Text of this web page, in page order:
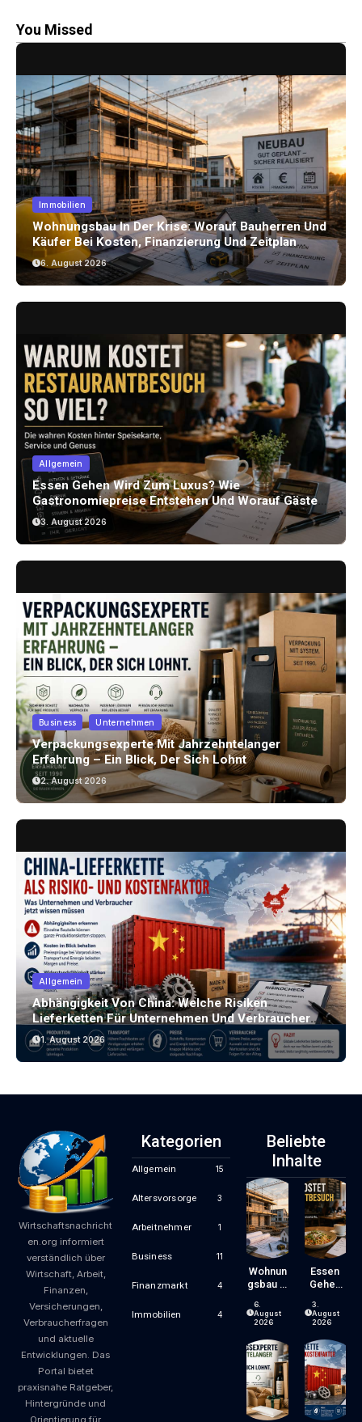
You Missed
Immobilien
Wohnungsbau In Der Krise: Worauf Bauherren Und
Käufer Bei Kosten, Finanzierung Und Zeitplan
Achten Sollten
6. August 2026
Allgemein
Essen Gehen Wird Zum Luxus? Wie
Gastronomiepreise Entstehen Und Worauf Gäste
Achten Können
3. August 2026
Business Unternehmen
Verpackungsexperte Mit Jahrzehntelanger
Erfahrung – Ein Blick, Der Sich Lohnt
2. August 2026
Allgemein
Abhängigkeit Von China: Welche Risiken
Lieferketten Für Unternehmen Und Verbraucher
Bergen
1. August 2026
Wirtschaftsnachricht
en.org informiert
verständlich über
Wirtschaft, Arbeit,
Finanzen,
Versicherungen,
Verbraucherfragen
und aktuelle
Entwicklungen. Das
Portal bietet
praxisnahe Ratgeber,
Hintergründe und
Kategorien
Allgemein 15
Altersvorsorge 3
Arbeitnehmer 1
Business 11
Finanzmarkt 4
Immobilien 4
Beliebte
Inhalte
Wohnun
Gsbau In
Krise:
Worauf
En Und
Käufer
Bei
Kosten,
Finanzie
Rung
6.
August
2026
Essen
Gehen
Zum
Luxus?
Gastron
Omiepre
Ise
Entsteh
En Und
Worauf
3.
August
2026